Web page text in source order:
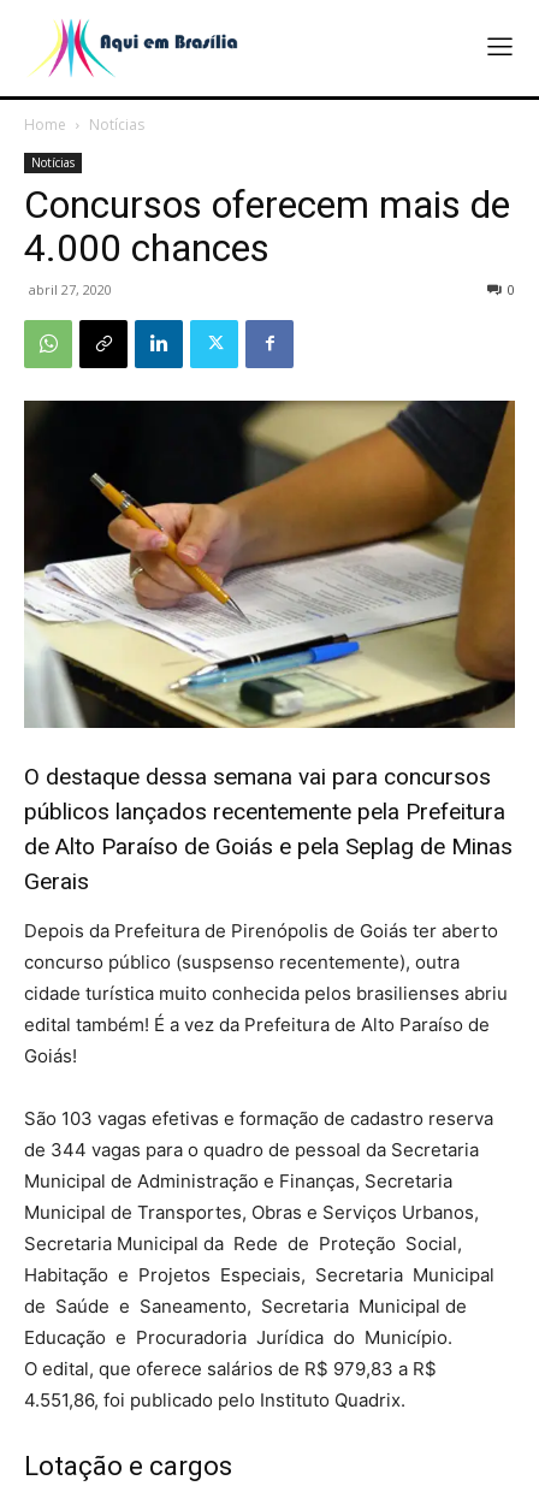
Home Notícias
Notícias
Concursos oferecem mais de
4.000 chances
abril 27, 2020 0
O destaque dessa semana vai para concursos
públicos lançados recentemente pela Prefeitura
de Alto Paraíso de Goiás e pela Seplag de Minas
Gerais
Depois da Prefeitura de Pirenópolis de Goiás ter aberto
concurso público (suspsenso recentemente), outra
cidade turística muito conhecida pelos brasilienses abriu
edital também! É a vez da Prefeitura de Alto Paraíso de
Goiás!
São 103 vagas efetivas e formação de cadastro reserva
de 344 vagas para o quadro de pessoal da Secretaria
Municipal de Administração e Finanças, Secretaria
Municipal de Transportes, Obras e Serviços Urbanos,
Secretaria Municipal da Rede de Proteção Social,
Habitação e Projetos Especiais, Secretaria Municipal
de Saúde e Saneamento, Secretaria Municipal de
Educação e Procuradoria Jurídica do Município.
O edital, que oferece salários de R$ 979,83 a R$
4.551,86, foi publicado pelo Instituto Quadrix.
Lotação e cargos